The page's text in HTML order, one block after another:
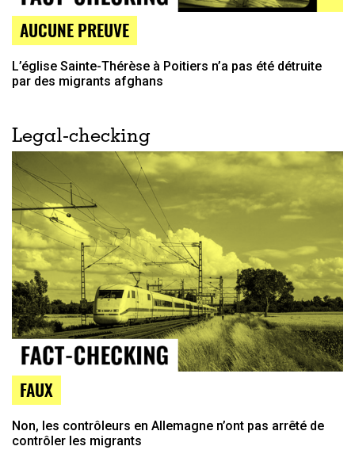
AUCUNE PREUVE
L’église Sainte-Thérèse à Poitiers n’a pas été détruite
par des migrants afghans
Legal-checking
FAUX
Non, les contrôleurs en Allemagne n’ont pas arrêté de
contrôler les migrants